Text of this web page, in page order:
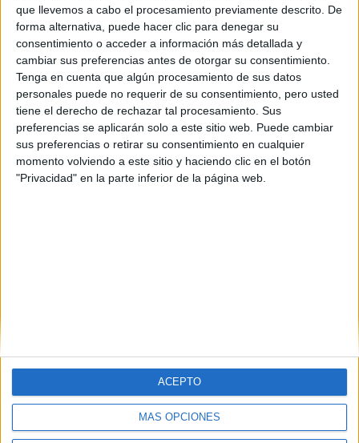
que llevemos a cabo el procesamiento previamente descrito. De
forma alternativa, puede hacer clic para denegar su
consentimiento o acceder a información más detallada y
cambiar sus preferencias antes de otorgar su consentimiento.
Tenga en cuenta que algún procesamiento de sus datos
personales puede no requerir de su consentimiento, pero usted
tiene el derecho de rechazar tal procesamiento. Sus
preferencias se aplicarán solo a este sitio web. Puede cambiar
sus preferencias o retirar su consentimiento en cualquier
momento volviendo a este sitio y haciendo clic en el botón
"Privacidad" en la parte inferior de la página web.
MÁS OPCIONES
ACEPTO
Pero como ya digo, siempre me gustó dibujar, aunque no sé nada
de técnicas...hacer labores, diseñar mi propia ropa que me
confeccionaba mi madre y desde que descubrí el fieltro, se ha
convertido en un auténtico "vicio" que mucha gente que me
conoce, no se cree aún que yo haga cositas así ;)
Sería para mí un sueño poder decir: soy licenciada en Bellas
Artes, así como un orgullo y una satisfacción inmensa!!!
Y en estos momentos en los que me estoy planteando todo esto
de seguir trabajando "por amor al arte" porque me encanta,
estudiar y perfeccionar todo lo relacionado con este mundo tan
apasionante para mí...